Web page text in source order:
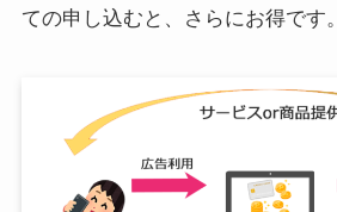
ての申し込むと、さらにお得です。